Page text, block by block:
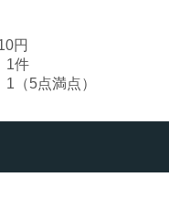
円
1件
（5点満点）